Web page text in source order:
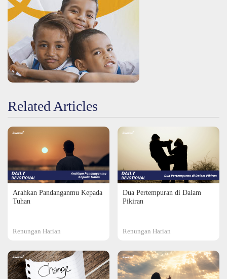
Related Articles
Arahkan Pandanganmu Kepada
Tuhan
Renungan Harian
Dua Pertempuran di Dalam
Pikiran
Renungan Harian